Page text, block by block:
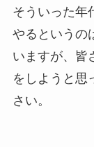
そういった年
やるというの
いますが、皆
をしようと思
さい。